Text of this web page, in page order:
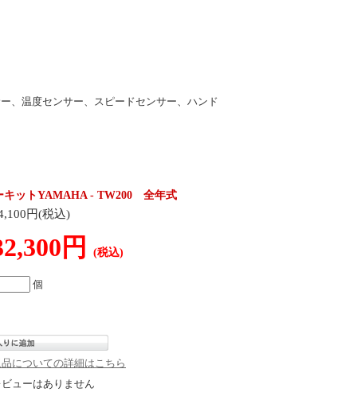
、温度センサー、スピードセンサー、ハンド
キットYAMAHA - TW200 全年式
円(税込)
円 (税込)
個
についての詳細はこちら
ューはありません